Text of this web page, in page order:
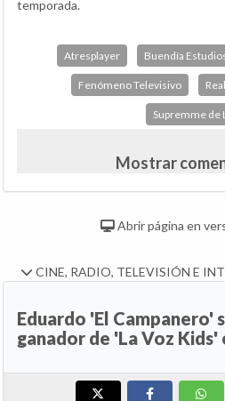
temporada.
Atresplayer Buendía
Fenómeno Televisivo
Supremme de
Mostrar
Abrir página en
CINE, RADIO, TELEVISIÓN E
Eduardo 'El Campanero'
ganador de 'La Voz Kids'